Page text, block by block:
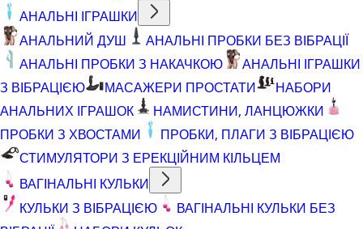
АНАЛЬНІ ІГРАШКИ
АНАЛЬНИЙ ДУШ
АНАЛЬНІ ПРОБКИ БЕЗ ВІБРАЦІЇ
АНАЛЬНІ ПРОБКИ З НАКАЧКОЮ
АНАЛЬНІ ІГРАШКИ
З ВІБРАЦІЄЮ
МАСАЖЕРИ ПРОСТАТИ
НАБОРИ
АНАЛЬНИХ ІГРАШОК
НАМИСТИНИ, ЛАНЦЮЖКИ
ПРОБКИ З ХВОСТАМИ
ПРОБКИ, ПЛАГИ З ВІБРАЦІЄЮ
СТИМУЛЯТОРИ З ЕРЕКЦІЙНИМ КІЛЬЦЕМ
ВАГІНАЛЬНІ КУЛЬКИ
КУЛЬКИ З ВІБРАЦІЄЮ
ВАГІНАЛЬНІ КУЛЬКИ БЕЗ